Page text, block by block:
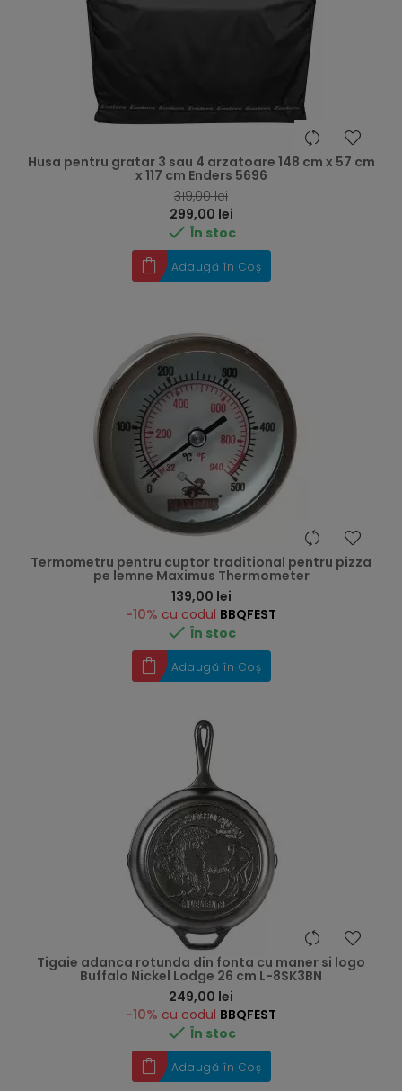
Husa pentru gratar 3 sau 4 arzatoare 148 cm x 57 cm
x 117 cm Enders 5696
319,00 lei
299,00 lei
 În stoc
Adaugă în Coș
Termometru pentru cuptor traditional pentru pizza
pe lemne Maximus Thermometer
139,00 lei
-10% cu codul BBQFEST
 În stoc
Adaugă în Coș
Tigaie adanca rotunda din fonta cu maner si logo
Buffalo Nickel Lodge 26 cm L-8SK3BN
249,00 lei
-10% cu codul BBQFEST
 În stoc
Adaugă în Coș